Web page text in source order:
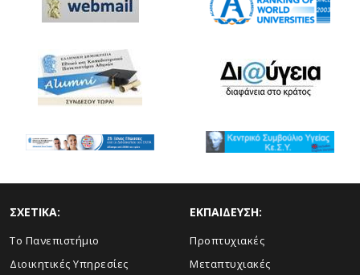
ΣΧΕΤΙΚΑ:
Το Πανεπιστήμιο
Διοικητικές Υπηρεσίες
ΕΚΠΑΙΔΕΥΣΗ:
Προπτυχιακές
Μεταπτυχιακές